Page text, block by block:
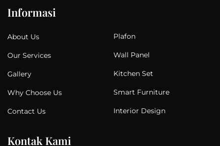
Informasi
About Us
Our Services
Gallery
Why Choose Us
Contact Us
Plafon
Wall Panel
Kitchen Set
Smart Furniture
Interior Design
Kontak Kami